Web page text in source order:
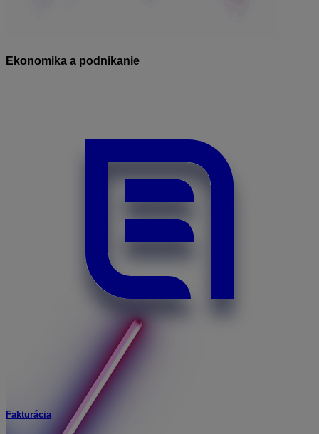
Ekonomika a podnikanie
Fakturácia